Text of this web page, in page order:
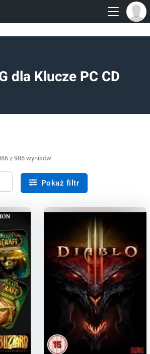
dla Klucze PC CD
z 986 wyników
Pokaż filtr